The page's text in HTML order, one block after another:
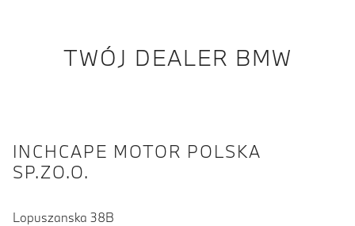
TWÓJ DEALER BMW
INCHCAPE MOTOR POLSKA
SP.ZO.O.
Lopuszanska 38B